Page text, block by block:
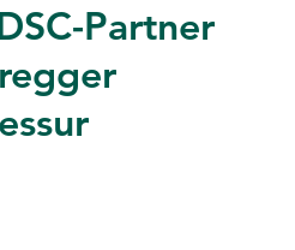
Partner